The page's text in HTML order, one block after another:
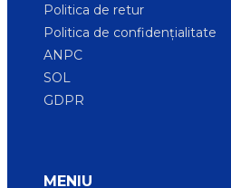
Politica de retur
Politica de confidențialitate
ANPC
SOL
GDPR
MENIU